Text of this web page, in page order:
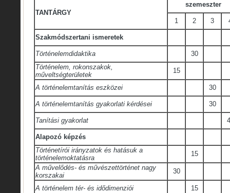
TANTÁRGY
szemeszter
1 2 3
Szakmódszertani ismeretek
Történelemdidaktika
30
Történelem, rokonszakok,
műveltségterületek
15
A történelemtanítás eszközei 30
A történelemtanítás gyakorlati kérdései 30
Tanítási gyakorlat
Alapozó képzés
Történetírói irányzatok és hatásuk a
történelemoktatásra
15
A művelődés- és művészettörténet nagy
korszakai
30
A történelem tér- és idődimenziói 15